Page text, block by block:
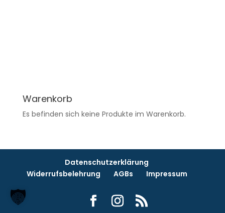
Warenkorb
Es befinden sich keine Produkte im Warenkorb.
Datenschutzerklärung
Widerrufsbelehrung
AGBs Impressum